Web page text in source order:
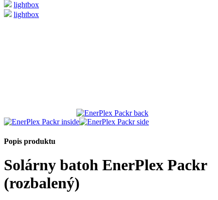
lightbox
lightbox
Popis produktu
Solárny batoh EnerPlex Packr
(rozbalený)